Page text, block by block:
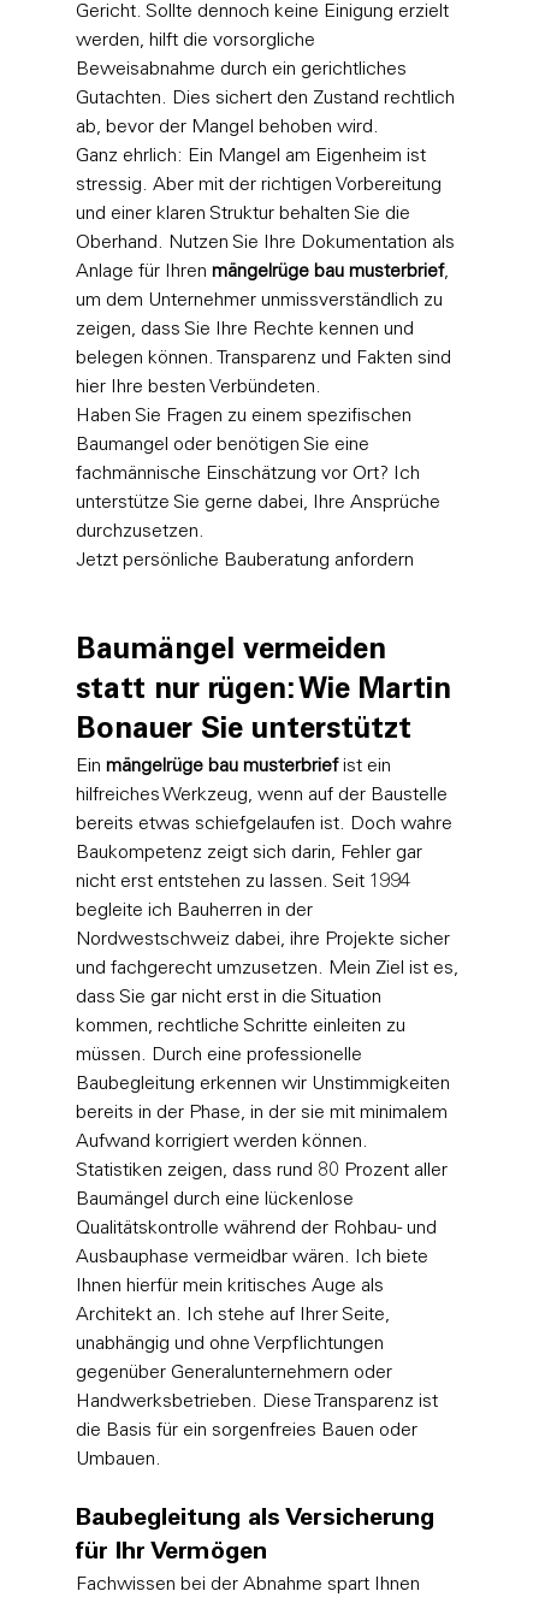
Gericht. Sollte dennoch keine Einigung erzielt
werden, hilft die vorsorgliche
Beweisabnahme durch ein gerichtliches
Gutachten. Dies sichert den Zustand rechtlich
ab, bevor der Mangel behoben wird.
Ganz ehrlich: Ein Mangel am Eigenheim ist
stressig. Aber mit der richtigen Vorbereitung
und einer klaren Struktur behalten Sie die
Oberhand. Nutzen Sie Ihre Dokumentation als
Anlage für Ihren mängelrüge bau musterbrief,
um dem Unternehmer unmissverständlich zu
zeigen, dass Sie Ihre Rechte kennen und
belegen können. Transparenz und Fakten sind
hier Ihre besten Verbündeten.
Haben Sie Fragen zu einem spezifischen
Baumangel oder benötigen Sie eine
fachmännische Einschätzung vor Ort? Ich
unterstütze Sie gerne dabei, Ihre Ansprüche
Jetzt persönliche Bauberatung anfordern
Baumängel vermeiden
statt nur rügen: Wie Martin
Bonauer Sie unterstützt
Ein mängelrüge bau musterbrief ist ein
hilfreiches Werkzeug, wenn auf der Baustelle
bereits etwas schiefgelaufen ist. Doch wahre
Baukompetenz zeigt sich darin, Fehler gar
nicht erst entstehen zu lassen. Seit 1994
begleite ich Bauherren in der
Nordwestschweiz dabei, ihre Projekte sicher
und fachgerecht umzusetzen. Mein Ziel ist es,
dass Sie gar nicht erst in die Situation
kommen, rechtliche Schritte einleiten zu
müssen. Durch eine professionelle
Baubegleitung erkennen wir Unstimmigkeiten
bereits in der Phase, in der sie mit minimalem
Aufwand korrigiert werden können.
Statistiken zeigen, dass rund 80 Prozent aller
Baumängel durch eine lückenlose
Qualitätskontrolle während der Rohbau- und
Ausbauphase vermeidbar wären. Ich biete
Ihnen hierfür mein kritisches Auge als
Architekt an. Ich stehe auf Ihrer Seite,
unabhängig und ohne Verpflichtungen
gegenüber Generalunternehmern oder
Handwerksbetrieben. Diese Transparenz ist
die Basis für ein sorgenfreies Bauen oder
Umbauen.
Baubegleitung als Versicherung
für Ihr Vermögen
Fachwissen bei der Abnahme spart Ihnen